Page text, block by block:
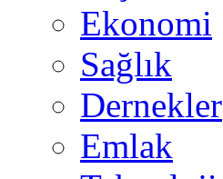
Ekonomi
Sağlık
Dernekler
Emlak